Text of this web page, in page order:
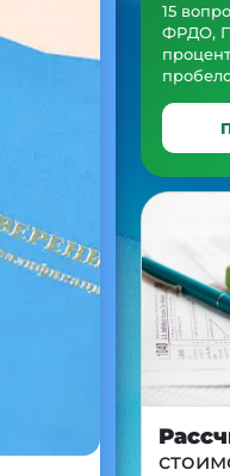
15
ФРДО,